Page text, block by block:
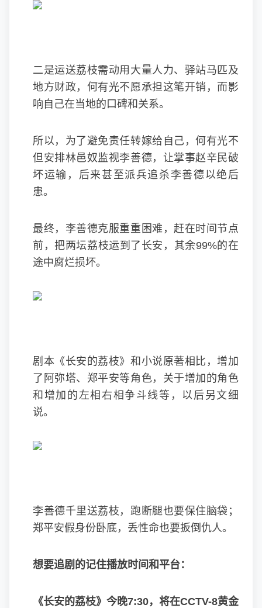
二是运送荔枝需动用大量人力、驿站马匹及
地方财政，何有光不愿承担这笔开销，而影
响自己在当地的口碑和关系。
所以，为了避免责任转嫁给自己，何有光不
但安排林邑奴监视李善德，让掌事赵辛民破
坏运输，后来甚至派兵追杀李善德以绝后
患。
最终，李善德克服重重困难，赶在时间节点
前，把两坛荔枝运到了长安，其余99%的在
途中腐烂损坏。
剧本《长安的荔枝》和小说原著相比，增加
了阿弥塔、郑平安等角色，关于增加的角色
和增加的左相右相争斗线等，以后另文细
说。
李善德千里送荔枝，跑断腿也要保住脑袋；
郑平安假身份卧底，丢性命也要扳倒仇人。
想要追剧的记住播放时间和平台：
《长安的荔枝》今晚7:30，将在CCTV-8黄金